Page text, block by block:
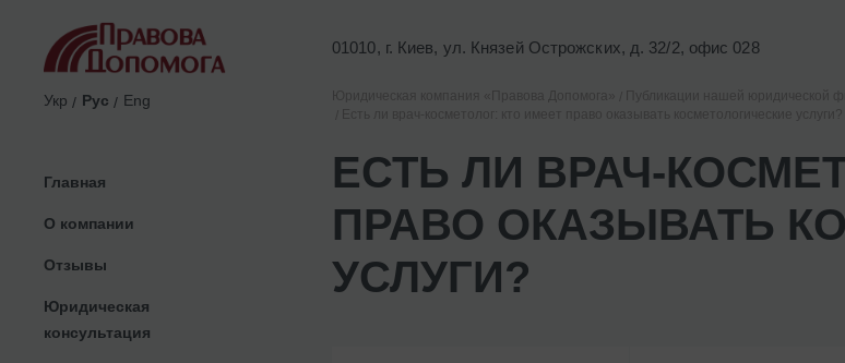
01010, г. Киев, ул. Князей Острожских, д. 32/2, офис 028
Укр Рус Eng
Главная
О компании
Отзывы
Юридическая
консультация
ЕСТЬ ЛИ ВРАЧ-
ПРАВО ОКАЗЫВАТЬ
УСЛУГИ?